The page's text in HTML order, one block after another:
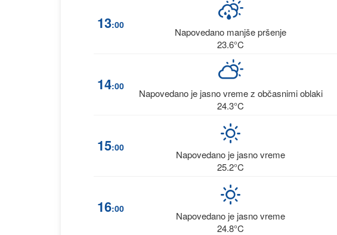
13:00
Napovedano manjše pršenje
23.6°C
14:00
Napovedano je jasno vreme z občasnimi oblaki
24.3°C
15:00
Napovedano je jasno vreme
25.2°C
16:00
Napovedano je jasno vreme
24.8°C